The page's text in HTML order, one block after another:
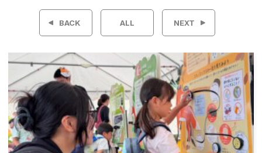
ビ
ゲ
ー
シ
BACK ALL NEXT